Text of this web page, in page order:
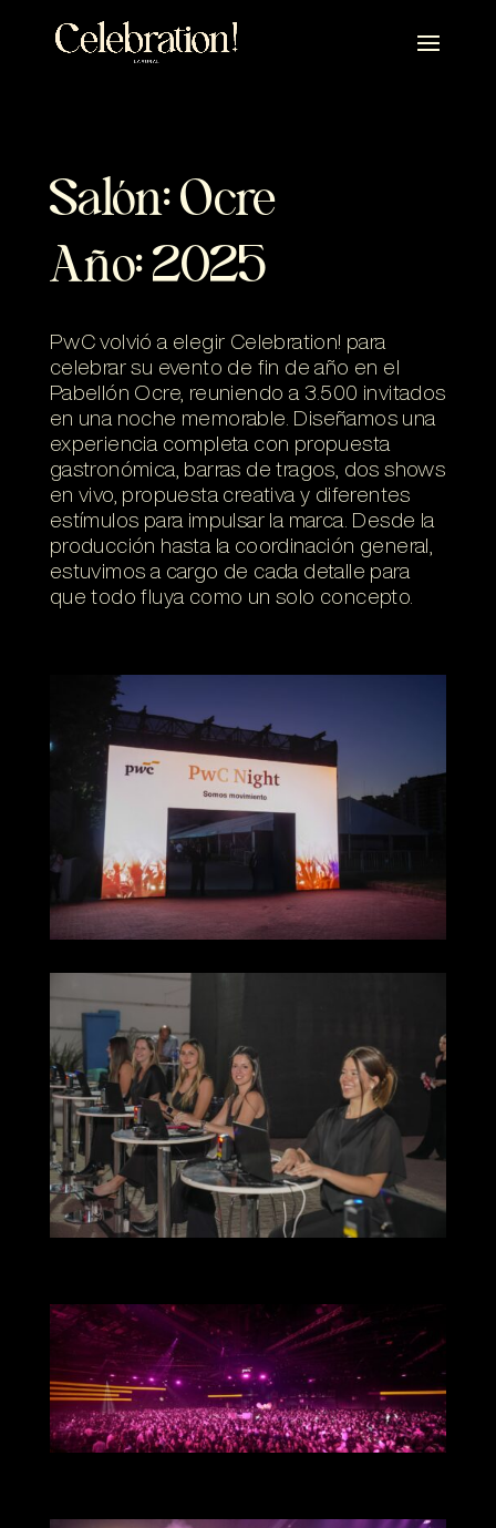
Salón: Ocre
Año: 2025
PwC volvió a elegir Celebration! para
celebrar su evento de fin de año en el
Pabellón Ocre, reuniendo a 3.500 invitados
en una noche memorable. Diseñamos una
experiencia completa con propuesta
gastronómica, barras de tragos, dos shows
en vivo, propuesta creativa y diferentes
estímulos para impulsar la marca. Desde la
producción hasta la coordinación general,
estuvimos a cargo de cada detalle para
que todo fluya como un solo concepto.